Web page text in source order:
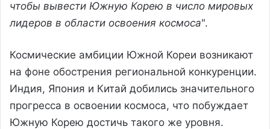
чтобы вывести Южную Корею в число мировых
лидеров в области освоения космоса".
Космические амбиции Южной Кореи возникают
на фоне обострения региональной конкуренции.
Индия, Япония и Китай добились значительного
прогресса в освоении космоса, что побуждает
Южную Корею достичь такого же уровня.